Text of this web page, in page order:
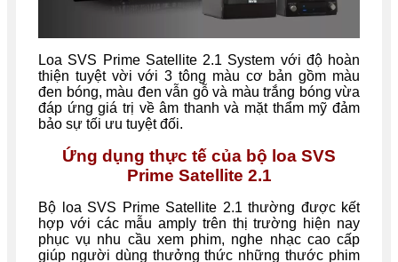
Loa SVS Prime Satellite 2.1 System với độ hoàn
thiện tuyệt vời với 3 tông màu cơ bản gồm màu
đen bóng, màu đen vẫn gỗ và màu trắng bóng vừa
đáp ứng giá trị về âm thanh và mặt thẩm mỹ đảm
bảo sự tối ưu tuyệt đối.
Ứng dụng thực tế của bộ loa SVS
Prime Satellite 2.1
Bộ loa SVS Prime Satellite 2.1 thường được kết
hợp với các mẫu amply trên thị trường hiện nay
phục vụ nhu cầu xem phim, nghe nhạc cao cấp
giúp người dùng thưởng thức những thước phim